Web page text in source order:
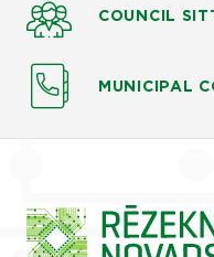
COUNCIL
MUNICIPAL